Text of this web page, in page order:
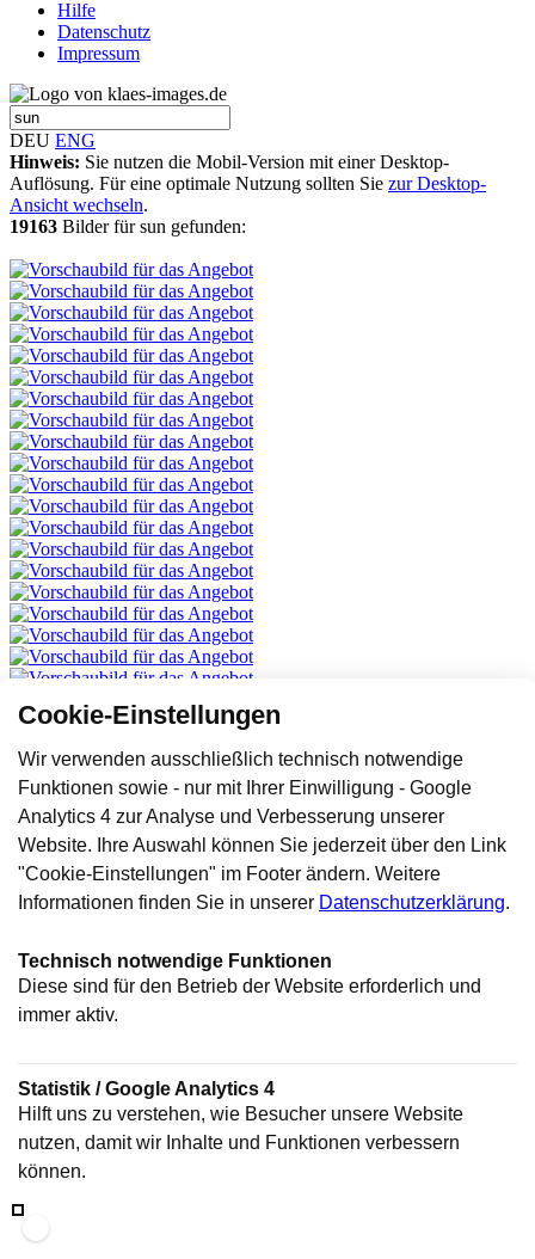
Hilfe
Datenschutz
Impressum
DEU ENG
Hinweis: Sie nutzen die Mobil-Version mit einer Desktop-
Auflösung. Für eine optimale Nutzung sollten Sie zur Desktop-
Ansicht wechseln.
19163 Bilder für sun gefunden:
Cookie-Einstellungen
Wir verwenden ausschließlich technisch notwendige
Funktionen sowie - nur mit Ihrer Einwilligung - Google
Analytics 4 zur Analyse und Verbesserung unserer
Website. Ihre Auswahl können Sie jederzeit über den Link
"Cookie-Einstellungen" im Footer ändern. Weitere
Informationen finden Sie in unserer Datenschutzerklärung.
Technisch notwendige Funktionen
Diese sind für den Betrieb der Website erforderlich und
immer aktiv.
Statistik / Google Analytics 4
Hilft uns zu verstehen, wie Besucher unsere Website
nutzen, damit wir Inhalte und Funktionen verbessern
können.